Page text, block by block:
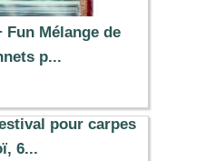
Fun Mélange de
p...
€
pour carpes
6...